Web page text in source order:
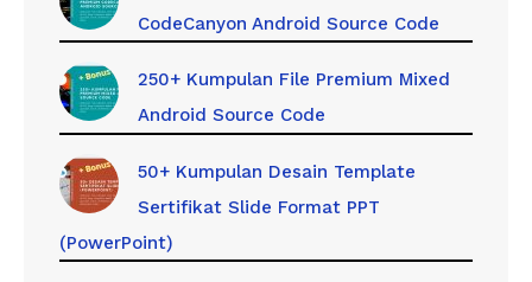
CodeCanyon Android Source Code
250+ Kumpulan File Premium Mixed
Android Source Code
50+ Kumpulan Desain Template
Sertifikat Slide Format PPT
(PowerPoint)